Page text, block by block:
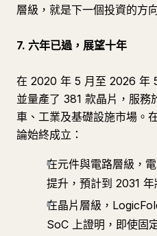
層級，就是下一個投資的方
7. 六年已過，展望十年
在 2020 年 5 月至 2026 年
並量產了 381 款晶片，服務
車、工業及基礎設施市場。
論始終成立：
在元件與電路層級，
提升，預計到 2031
在晶片層級，
SoC 上證明，即使固